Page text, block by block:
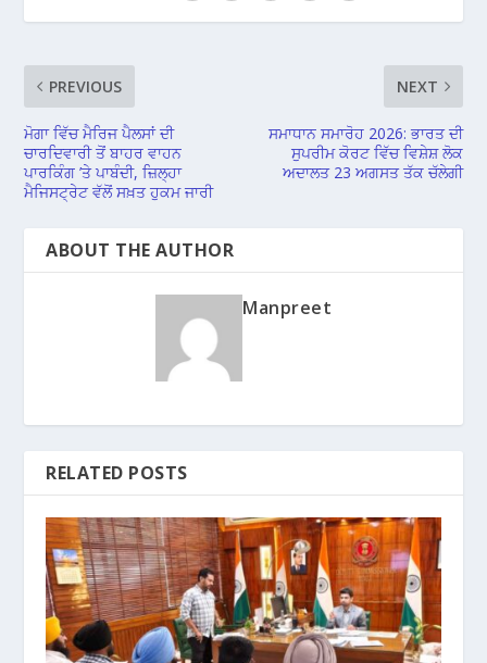
PREVIOUS
ਮੋਗਾ ਵਿੱਚ ਮੈਰਿਜ ਪੈਲਸਾਂ ਦੀ
ਚਾਰਦਿਵਾਰੀ ਤੋਂ ਬਾਹਰ ਵਾਹਨ
ਪਾਰਕਿੰਗ ’ਤੇ ਪਾਬੰਦੀ, ਜ਼ਿਲ੍ਹਾ
ਮੈਜਿਸਟ੍ਰੇਟ ਵੱਲੋਂ ਸਖ਼ਤ ਹੁਕਮ ਜਾਰੀ
NEXT
ਸਮਾਧਾਨ ਸਮਾਰੋਹ 2026: ਭਾਰਤ ਦੀ
ਸੁਪਰੀਮ ਕੋਰਟ ਵਿੱਚ ਵਿਸ਼ੇਸ਼ ਲੋਕ
ਅਦਾਲਤ 23 ਅਗਸਤ ਤੱਕ ਚੱਲੇਗੀ
ABOUT THE AUTHOR
Manpreet
RELATED POSTS